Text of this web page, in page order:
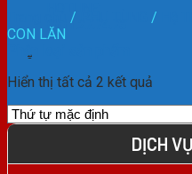
HOTLINE:
0911.27.74.75
/ /
CON LĂN
Phân loại sản phẩm
Hiển thị tất cả 2 kết quả
DỊCH